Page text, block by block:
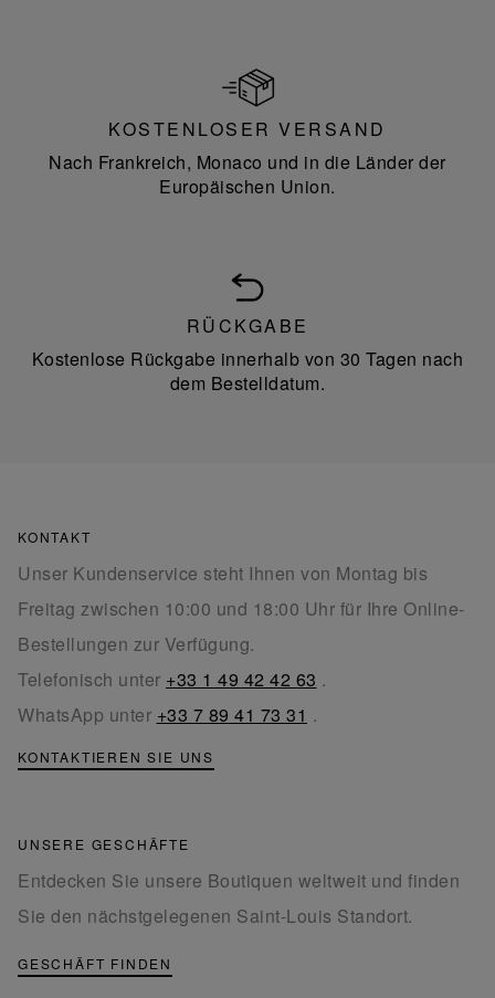
KOSTENLOSER VERSAND
Nach Frankreich, Monaco und in die Länder der
Europäischen Union.
RÜCKGABE
Kostenlose Rückgabe innerhalb von 30 Tagen nach
dem Bestelldatum.
KONTAKT
Unser Kundenservice steht Ihnen von Montag bis
Freitag zwischen 10:00 und 18:00 Uhr für Ihre Online-
Bestellungen zur Verfügung.
Telefonisch unter +33 1 49 42 42 63 .
WhatsApp unter +33 7 89 41 73 31 .
KONTAKTIEREN SIE UNS
UNSERE GESCHÄFTE
Entdecken Sie unsere Boutiquen weltweit und finden
Sie den nächstgelegenen Saint-Louis Standort.
GESCHÄFT FINDEN